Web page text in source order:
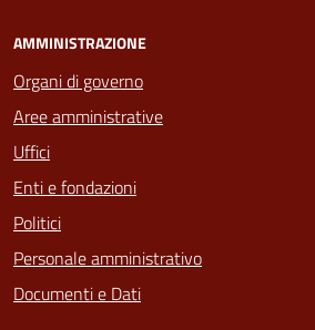
AMMINISTRAZIONE
Organi di governo
Aree amministrative
Uffici
Enti e fondazioni
Politici
Personale amministrativo
Documenti e Dati